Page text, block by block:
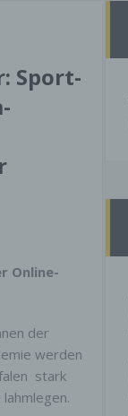
Sport-
Online-
der
werden
stark